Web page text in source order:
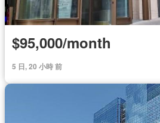
$95,000/month
5 日, 20 小時 前